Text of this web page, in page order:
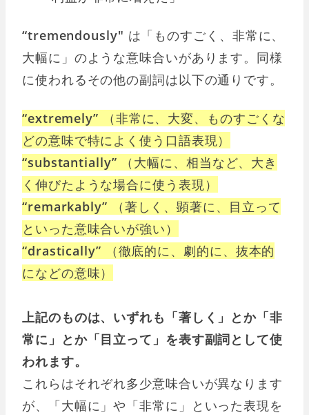
“tremendously" は「ものすごく、非常に、
大幅に」のような意味合いがあります。同様
に使われるその他の副詞は以下の通りです。
“extremely” （非常に、大変、ものすごくな
どの意味で特によく使う口語表現）
“substantially” （大幅に、相当など、大き
く伸びたような場合に使う表現）
“remarkably”
（著しく、顕著に、目立って
といった意味合いが強い）
“drastically” （徹底的に、劇的に、抜本的
になどの意味）
上記のものは、いずれも「著しく」とか「非
常に」とか「目立って」を表す副詞として使
われます。
これらはそれぞれ多少意味合いが異なります
が、「大幅に」や「非常に」といった表現を